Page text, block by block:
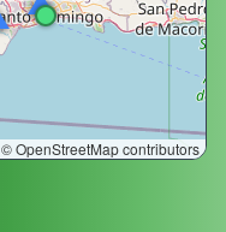
© OpenStreetMap contributors